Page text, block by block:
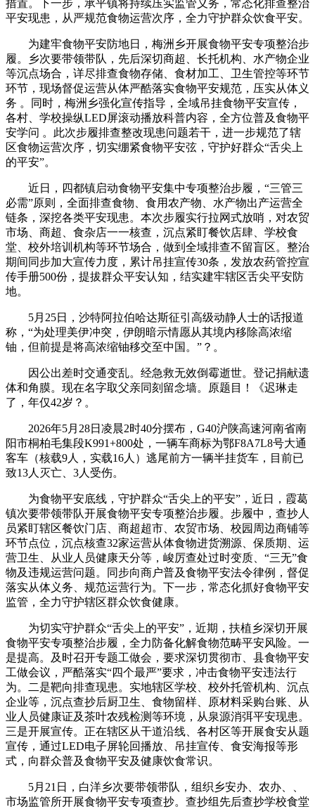
措置。下一步，承平镇将持续压实监管义务，常态化排查整治
平安现患，从严规范食物运营次序，全力守护群众饮食平安。
为建牢食物平安防地日，梅洲乡开展食物平安专项整治步
履。乡次要带领带队，先后深切商超、长托机构、水产物企业
等沉点场合，详尽排查食物存储、食材加工、卫生管控等环节
环节，现场督促运营从体严酷落实食物平安规范，压实从体义
务 。同时，梅洲乡强化宣传指导，全域吊挂食物平安宣传，
各村、学校操纵LED屏滚动播放科普内容，全方位普及食物平
安学问 。此次步履排查整改现患问题若干，进一步规范了辖
区食物运营次序，切实绷紧食物平安弦，守护好群众“舌尖上
的平安”。
近日，四都镇启动食物平安集中专项整治步履，“三管三
必需”原则，全面排查食物、食用农产物、水产物出产运营全
链条，深挖各类平安现患。本次步履实行拉网式放哨，对农贸
市场、商超、食杂店一一核查，沉点紧盯餐饮店肆、学校食
堂、校外培训机构等环节场合，做到全域排查不留盲区。整治
期间同步加大宣传力度，累计吊挂宣传30条，发放农药管控宣
传手册500份，提拔群众平安认知，结实建牢辖区舌尖平安防
地。
5月25日，沙特阿拉伯哈达斯征引高级动静人士的话报道
称，“为处理美伊冲突，伊朗暗示情愿从其境内移除高浓缩
铀，但前提是将高浓缩铀移交至中国。”？。
因公出差时交通变乱。经急救无效倒霉逝世。登记捐献遗
体和角膜。现在名字取父亲同刻留念墙。原题目！《迟琳走
了，年仅42岁？。
2026年5月28日凌晨2时40分摆布，G40沪陕高速河南省南
阳市桐柏毛集段K991+800处，一辆车商标为鄂F8A7L8号大通
客车（核载9人，实载16人）逃尾前方一辆半挂货车，目前已
致13人灭亡、3人受伤。
为食物平安底线，守护群众“舌尖上的平安”，近日，霞葛
镇次要带领带队开展食物平安专项整治步履。步履中，查抄人
员紧盯辖区餐饮门店、商超超市、农贸市场、校园周边商铺等
环节点位，沉点核查32家运营从体食物进货溯源、保质期、运
营卫生、从业人员健康天分等，峻厉查处过时变质、“三无”食
物及违规运营问题。同步向商户普及食物平安法令律例，督促
落实从体义务、规范运营行为。下一步，常态化抓好食物平安
监管，全力守护辖区群众饮食健康。
为切实守护群众“舌尖上的平安”，近期，扶植乡深切开展
食物平安专项整治步履，全力防备化解食物范畴平安风险。一
是提高。及时召开专题工做会，要求深切贯彻市、县食物平安
工做会议，严酷落实“四个最严”要求，冲击食物平安违法行
为。二是靶向排查现患。实地辖区学校、校外托管机构、沉点
企业等，沉点查抄后厨卫生、食物留样、原材料采购台账、从
业人员健康证及茶叶农残检测等环境，从泉源消弭平安现患。
三是开展宣传。正在辖区从干道沿线、各村区等开展食安从题
宣传，通过LED电子屏轮回播放、吊挂宣传、食安海报等形
式，向群众普及食物平安及健康饮食常识。
5月21日，白洋乡次要带领带队，组织乡安办、农办、、
市场监管所开展食物平安专项查抄。查抄组先后查抄学校食堂